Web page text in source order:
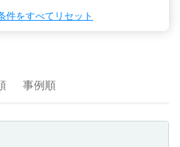
件をすべてリセット
事例順